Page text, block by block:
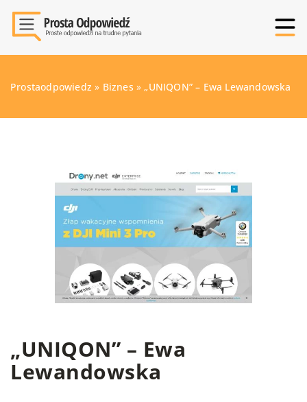
Prostaodpowiedz » Biznes »„UNIQON” – Ewa Lewandowska
„UNIQON” – Ewa
Lewandowska